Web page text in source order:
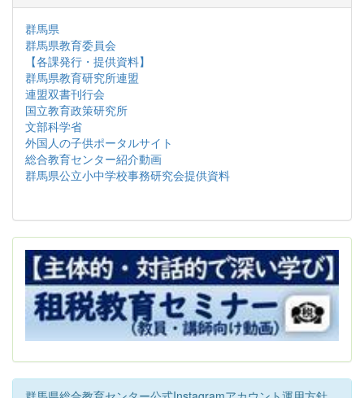
群馬県
群馬県教育委員会
【各課発行・提供資料】
群馬県教育研究所連盟
連盟双書刊行会
国立教育政策研究所
文部科学省
外国人の子供ポータルサイト
総合教育センター紹介動画
群馬県公立小中学校事務研究会提供資料